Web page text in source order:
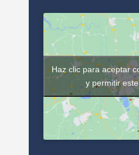
Haz clic para aceptar
y permitir